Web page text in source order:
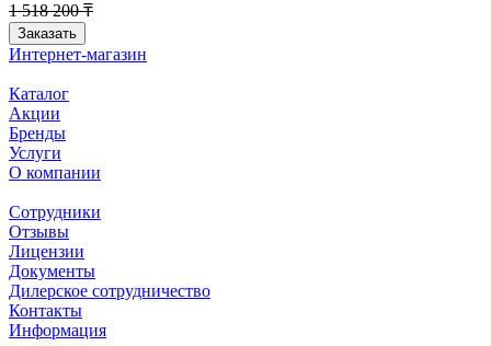
1 518 200 ₸
Заказать
Интернет-магазин
Каталог
Акции
Бренды
Услуги
О компании
Сотрудники
Отзывы
Лицензии
Документы
Дилерское сотрудничество
Контакты
Информация